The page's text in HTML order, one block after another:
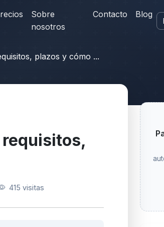
Sobre
nosotros
Contacto Blog
plazos y cómo ...
requisitos,
415 visitas